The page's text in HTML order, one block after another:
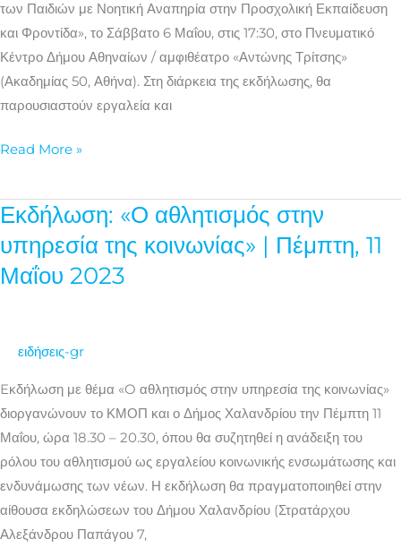
των Παιδιών με Νοητική Αναπηρία στην Προσχολική Εκπαίδευση
και Φροντίδα», το Σάββατο 6 Μαΐου, στις 17:30, στο Πνευματικό
Κέντρο Δήμου Αθηναίων / αμφιθέατρο «Αντώνης Τρίτσης»
(Ακαδημίας 50, Αθήνα). Στη διάρκεια της εκδήλωσης, θα
παρουσιαστούν εργαλεία και
Read More »
Εκδήλωση: «Ο αθλητισμός στην
υπηρεσία της κοινωνίας» | Πέμπτη, 11
Μαΐου 2023
ειδήσεις-gr
Eκδήλωση με θέμα «O αθλητισμός στην υπηρεσία της κοινωνίας»
διοργανώνουν το ΚΜΟΠ και ο Δήμος Χαλανδρίου την Πέμπτη 11
Μαΐου, ώρα 18.30 – 20.30, όπου θα συζητηθεί η ανάδειξη του
ρόλου του αθλητισμού ως εργαλείου κοινωνικής ενσωμάτωσης και
ενδυνάμωσης των νέων. Η εκδήλωση θα πραγματοποιηθεί στην
αίθουσα εκδηλώσεων του Δήμου Χαλανδρίου (Στρατάρχου
Αλεξάνδρου Παπάγου 7,
Εκδήλωση:
αθλητισμός
στην
κοινωνίας»